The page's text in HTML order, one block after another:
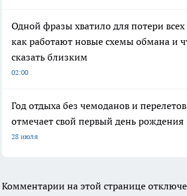
Одной фразы хватило для потери
как работают новые схемы обмана и
сказать близким
02:00
Год отдыха без чемоданов и
отмечает свой первый день рождения
28 июля
Комментарии на этой странице